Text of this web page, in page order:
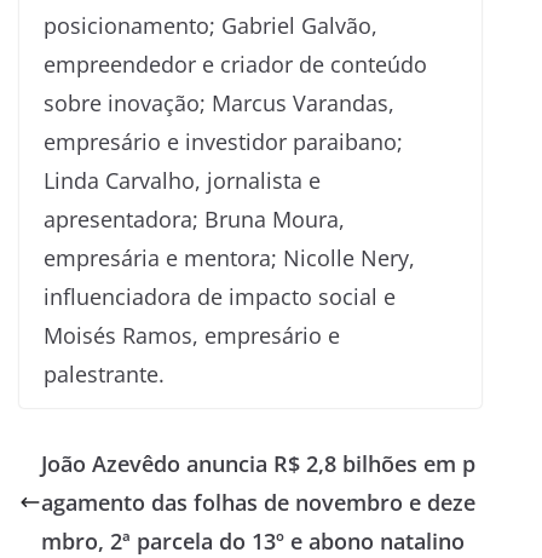
posicionamento; Gabriel Galvão,
empreendedor e criador de conteúdo
sobre inovação; Marcus Varandas,
empresário e investidor paraibano;
Linda Carvalho, jornalista e
apresentadora; Bruna Moura,
empresária e mentora; Nicolle Nery,
influenciadora de impacto social e
Moisés Ramos, empresário e
palestrante.
João Azevêdo anuncia R$ 2,8 bilhões em p
agamento das folhas de novembro e deze
mbro, 2ª parcela do 13º e abono natalino